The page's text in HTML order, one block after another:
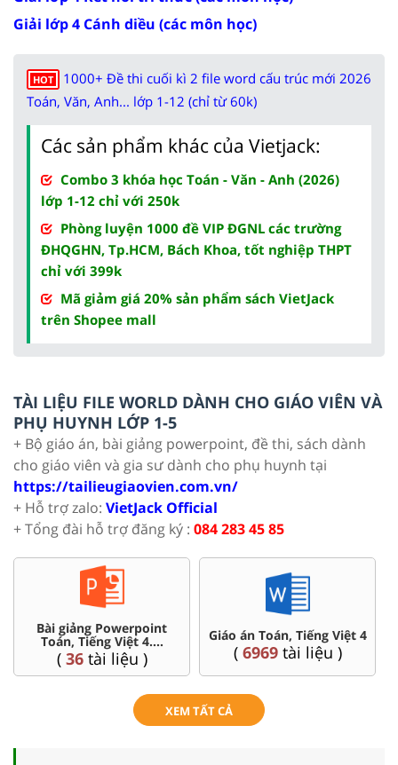
Giải lớp 4 Cánh diều (các môn học)
HOT
1000+ Đề thi cuối kì 2 file word cấu trúc mới 2026
Toán, Văn, Anh... lớp 1-12 (chỉ từ 60k)
Các sản phẩm khác của Vietjack:
Combo 3 khóa học Toán - Văn - Anh (2026)
lớp 1-12 chỉ với 250k
Phòng luyện 1000 đề VIP ĐGNL các trường
ĐHQGHN, Tp.HCM, Bách Khoa, tốt nghiệp THPT
chỉ với 399k
Mã giảm giá 20% sản phẩm sách VietJack
trên Shopee mall
TÀI LIỆU FILE WORLD DÀNH CHO GIÁO VIÊN VÀ
PHỤ HUYNH LỚP 1-5
+ Bộ giáo án, bài giảng powerpoint, đề thi, sách dành
cho giáo viên và gia sư dành cho phụ huynh tại
https://tailieugiaovien.com.vn/
+ Hỗ trợ zalo: VietJack Official
+ Tổng đài hỗ trợ đăng ký : 084 283 45 85
Chuyên đề dạy thêm Toán,
Tiếng Việt ...4
(32tài liệu )
Ôn thi vào 6 chuyên, CLC
(4tài liệu )
XEM TẤT CẢ